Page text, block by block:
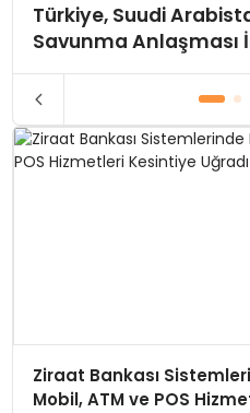
Türkiye, Suudi
Savunma Anlaşması
Ziraat Bankası
Mobil, ATM ve POS